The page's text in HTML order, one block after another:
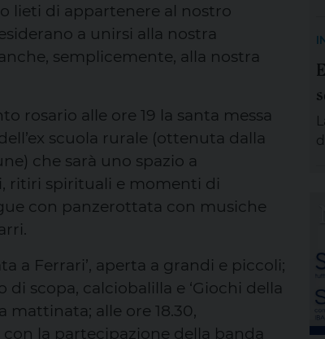
lieti di appartenere al nostro
a unirsi alla nostra
semplicemente, alla nostra
rosario alle ore 19 la santa messa
scuola rurale (ottenuta dalla
che sarà uno spazio a
ritiri spirituali e momenti di
con panzerottata con musiche
a Ferrari’, aperta a grandi e piccoli;
di scopa, calciobalilla e ‘Giochi della
mattinata; alle ore 18.30,
la partecipazione della banda